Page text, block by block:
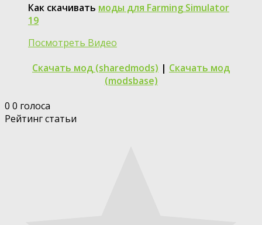
Как скачивать моды для Farming Simulator
19
Посмотреть Видео
Скачать мод (sharedmods) | Скачать мод
(modsbase)
0 0 голоса
Рейтинг статьи